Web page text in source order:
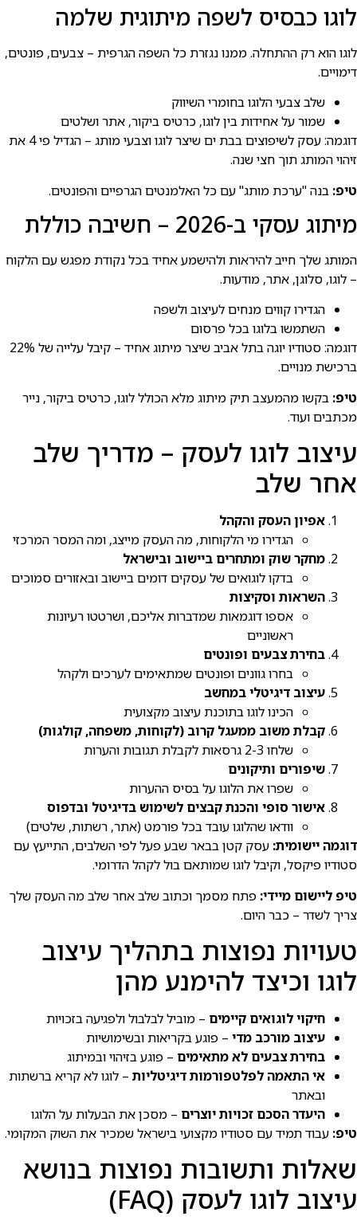
לוגו כבסיס לשפה מיתוגית שלמה
לוגו הוא רק ההתחלה. ממנו נגזרת כל השפה הגרפית – צבעים, פונטים,
דימויים.
שלב צבעי הלוגו בחומרי השיווק
שמור על אחידות בין לוגו, כרטיס ביקור, אתר ושלטים
דוגמה: עסק לשיפוצים בבת ים שיצר לוגו וצבעי מותג – הגדיל פי 4 את
זיהוי המותג תוך חצי שנה.
טיפ: בנה "ערכת מותג" עם כל האלמנטים הגרפיים והפונטים.
מיתוג עסקי ב-2026 – חשיבה כוללת
המותג שלך חייב להיראות ולהישמע אחיד בכל נקודת מפגש עם הלקוח
– לוגו, סלוגן, אתר, מודעות.
הגדירו קווים מנחים לעיצוב ולשפה
השתמשו בלוגו בכל פרסום
דוגמה: סטודיו יוגה בתל אביב שיצר מיתוג אחיד – קיבל עלייה של 22%
ברכישת מנויים.
טיפ: בקשו מהמעצב תיק מיתוג מלא הכולל לוגו, כרטיס ביקור, נייר
מכתבים ועוד.
עיצוב לוגו לעסק – מדריך שלב
אחר שלב
אפיון העסק והקהל
הגדירו מי הלקוחות, מה העסק מייצג, ומה המסר המרכזי
מחקר שוק ומתחרים ביישוב ובישראל
בדקו לוגואים של עסקים דומים ביישוב ובאזורים סמוכים
השראות וסקיצות
אספו דוגמאות שמדברות אליכם, ושרטטו רעיונות
ראשוניים
בחירת צבעים ופונטים
בחרו גוונים ופונטים שמתאימים לערכים ולקהל
עיצוב דיגיטלי במחשב
הכינו לוגו בתוכנת עיצוב מקצועית
קבלת משוב ממעגל קרוב (לקוחות, משפחה, קולגות)
שלחו 2-3 גרסאות לקבלת תגובות והערות
שיפורים ותיקונים
שפרו את הלוגו על בסיס ההערות
אישור סופי והכנת קבצים לשימוש בדיגיטל ובדפוס
וודאו שהלוגו עובד בכל פורמט (אתר, רשתות, שלטים)
דוגמה יישומית: עסק קטן בבאר שבע פעל לפי השלבים, התייעץ עם
סטודיו פיקסל, וקיבל לוגו שמותאם בול לקהל הדרומי.
טיפ ליישום מיידי: פתח מסמך וכתוב שלב אחר שלב מה העסק שלך
צריך לשדר – כבר היום.
טעויות נפוצות בתהליך עיצוב
לוגו וכיצד להימנע מהן
חיקוי לוגואים קיימים – מוביל לבלבול ולפגיעה בזכויות
עיצוב מורכב מדי – פוגע בקריאות ובשימושיות
בחירת צבעים לא מתאימים – פוגע בזיהוי ובמיתוג
אי התאמה לפלטפורמות דיגיטליות – לוגו לא קריא ברשתות
ובאתר
היעדר הסכם זכויות יוצרים – מסכן את הבעלות על הלוגו
טיפ: עבוד תמיד עם סטודיו מקצועי בישראל שמכיר את השוק המקומי.
שאלות ותשובות נפוצות בנושא
עיצוב לוגו לעסק (FAQ)